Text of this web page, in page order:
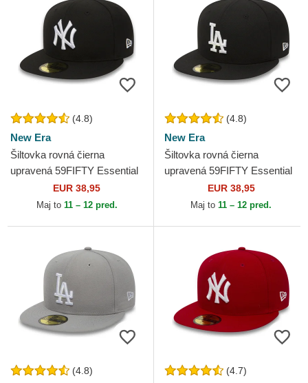
(4.8)
New Era
Šiltovka rovná čierna
upravená 59FIFTY Essential
New York Yankees MLB
New Era
EUR 38,95
Maj to 11 – 12 pred.
(4.8)
New Era
Šiltovka rovná čierna
upravená 59FIFTY Essential
Los Angeles Dodgers MLB
New Era
EUR 38,95
Maj to 11 – 12 pred.
(4.8) (4.7)